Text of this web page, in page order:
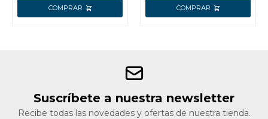
Suscríbete a nuestra newsletter
Recibe todas las novedades y ofertas de nuestra tienda.